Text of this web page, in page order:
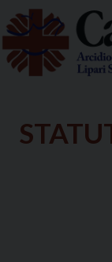
Skip
to
content